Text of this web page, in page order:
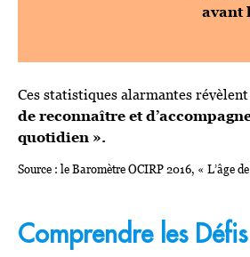
avant
Ces statistiques alarmantes révèlent
de reconnaître et
quotidien ».
Source : le Baromètre OCIRP 2016, « L’âge
Comprendre les